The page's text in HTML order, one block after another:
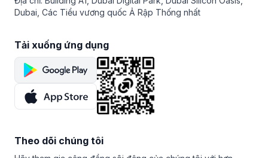
Dubai, Các Tiểu vương quốc Ả Rập Thống nhất
Tải xuống ứng dụng
Theo dõi chúng tôi